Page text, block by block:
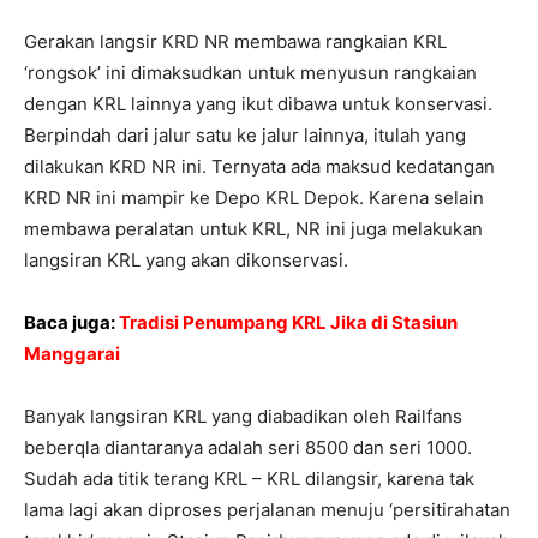
Gerakan langsir KRD NR membawa rangkaian KRL
‘rongsok’ ini dimaksudkan untuk menyusun rangkaian
dengan KRL lainnya yang ikut dibawa untuk konservasi.
Berpindah dari jalur satu ke jalur lainnya, itulah yang
dilakukan KRD NR ini. Ternyata ada maksud kedatangan
KRD NR ini mampir ke Depo KRL Depok. Karena selain
membawa peralatan untuk KRL, NR ini juga melakukan
langsiran KRL yang akan dikonservasi.
Baca juga:Tradisi Penumpang KRL Jika di Stasiun
Manggarai
Banyak langsiran KRL yang diabadikan oleh Railfans
beberqla diantaranya adalah seri 8500 dan seri 1000.
Sudah ada titik terang KRL – KRL dilangsir, karena tak
lama lagi akan diproses perjalanan menuju ‘persitirahatan